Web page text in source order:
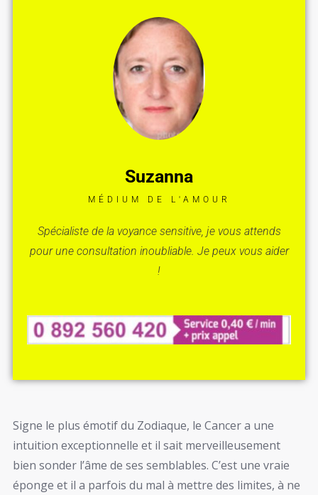
Suzanna
MÉDIUM DE L'AMOUR
Spécialiste de la voyance sensitive, je vous attends
pour une consultation inoubliable. Je peux vous aider
!
Signe le plus émotif du Zodiaque, le Cancer a une
intuition exceptionnelle et il sait merveilleusement
bien sonder l’âme de ses semblables. C’est une vraie
éponge et il a parfois du mal à mettre des limites, à ne